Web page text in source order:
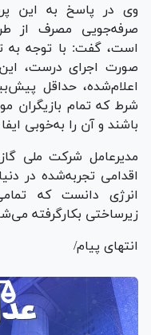
صرفه‌جویی مصرف از
است، گفت: با توجه به
اعلام‌شده، حداقل
شرط که تمام بازیگران
باشند و آن را به‌خوبی
مدیرعامل شرکت ملی
اقدامی تجربه‌شده در
انرژی دانست که
زیرساختی بکارگرفته
انتهای پیام/